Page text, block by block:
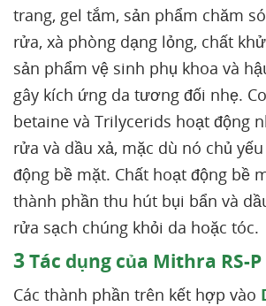
trang, gel tắm, sản phẩm chăm
rửa, xà phòng dạng lỏng, chất
sản phẩm vệ sinh phụ khoa và
gây kích ứng da tương đối nhẹ.
betaine và Trilycerids hoạt động
rửa và dầu xả, mặc dù nó chủ
động bề mặt. Chất hoạt động bề
thành phần thu hút bụi bẩn và
rửa sạch chúng khỏi da hoặc tóc.
3Tác dụng của Mithra RS-
Các thành phần trên kết hợp vào